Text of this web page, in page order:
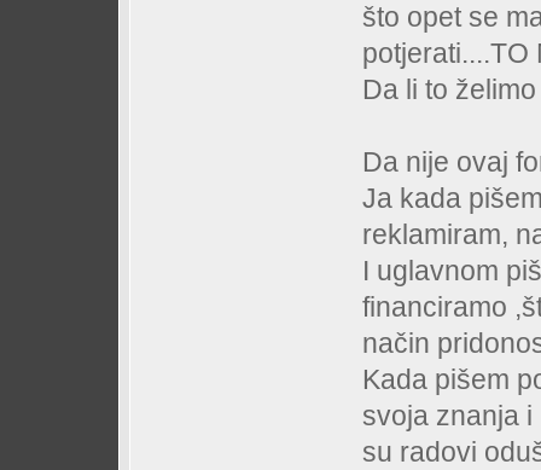
što opet se
potjerati....TO
Da li to
Da nije ovaj
Ja kada
reklamiram,
I uglavnom
financiramo
način
Kada pišem
svoja znanja
su radovi